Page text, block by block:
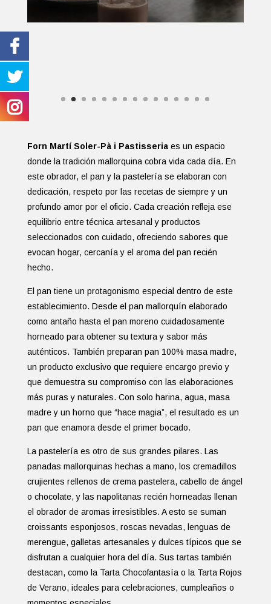
Forn Martí Soler-Pà i Pastisseriaes un espacio
donde la tradición mallorquina cobra vida cada día. En
este obrador, el pan y la pastelería se elaboran con
dedicación, respeto por las recetas de siempre y un
profundo amor por el oficio. Cada creación refleja ese
equilibrio entre técnica artesanal y productos
seleccionados con cuidado, ofreciendo sabores que
evocan hogar, cercanía y el aroma del pan recién
hecho.
El pan tiene un protagonismo especial dentro de este
establecimiento. Desde el pan mallorquín elaborado
como antaño hasta el pan moreno cuidadosamente
horneado para obtener su textura y sabor más
auténticos. También preparan pan 100% masa madre,
un producto exclusivo que requiere encargo previo y
que demuestra su compromiso con las elaboraciones
más puras y naturales. Con solo harina, agua, masa
madre y un horno que “hace magia”, el resultado es un
pan que enamora desde el primer bocado.
La pastelería es otro de sus grandes pilares. Las
panadas mallorquinas hechas a mano, los cremadillos
crujientes rellenos de crema pastelera, cabello de ángel
o chocolate, y las napolitanas recién horneadas llenan
el obrador de aromas irresistibles. A esto se suman
croissants esponjosos, roscas nevadas, lenguas de
merengue, galletas artesanales y dulces típicos que se
disfrutan a cualquier hora del día. Sus tartas también
destacan, como la Tarta Chocofantasía o la Tarta Rojos
de Verano, ideales para celebraciones, cumpleaños o